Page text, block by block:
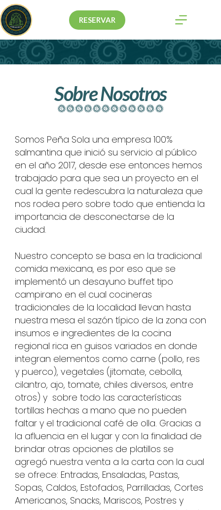
RESERVAR
Sobre Nosotros
Somos Peña Sola una empresa 100%
salmantina que inició su servicio al público
en el año 2017, desde ese entonces hemos
trabajado para que sea un proyecto en el
cual la gente redescubra la naturaleza que
nos rodea pero sobre todo que entienda la
importancia de desconectarse de la
ciudad.
Nuestro concepto se basa en la tradicional
comida mexicana, es por eso que se
implementó un desayuno buffet tipo
campirano en el cual cocineras
tradicionales de la localidad llevan hasta
nuestra mesa el sazón típico de la zona con
insumos e ingredientes de la cocina
regional rica en guisos variados en donde
integran elementos como carne (pollo, res
y puerco), vegetales (jitomate, cebolla,
cilantro, ajo, tomate, chiles diversos, entre
otros) y sobre todo las características
tortillas hechas a mano que no pueden
faltar y el tradicional café de olla. Gracias a
la afluencia en el lugar y con la finalidad de
brindar otras opciones de platillos se
agregó nuestra venta a la carta con la cual
se ofrece: Entradas, Ensaladas, Pastas,
Sopas, Caldos, Estofados, Parrilladas, Cortes
Americanos, Snacks, Mariscos, Postres y